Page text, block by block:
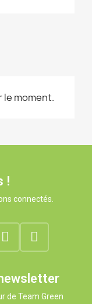
le moment.
!
connectés.
de Team Green